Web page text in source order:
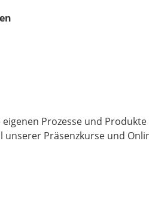
Prozesse und
Präsenzkurse und